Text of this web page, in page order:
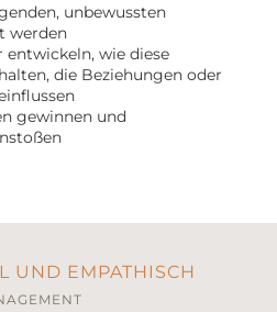
unbewussten
werden
entwickeln, wie diese
die Beziehungen oder
gewinnen und
UND EMPATHISCH